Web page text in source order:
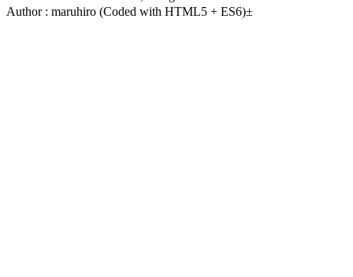
Author : maruhiro (Coded with HTML5 + ES6)±